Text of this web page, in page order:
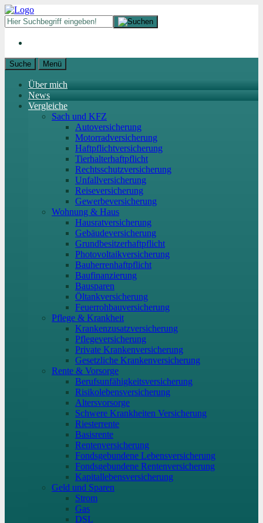
Suche Menü
Über mich
News
Vergleiche
Sach und KFZ
Autoversicherung
Motorradversicherung
Haftpflichtversicherung
Tierhalterhaftpflicht
Rechtsschutzversicherung
Unfallversicherung
Reiseversicherung
Gewerbeversicherung
Wohnung & Haus
Hausratversicherung
Gebäudeversicherung
Grundbesitzerhaftpflicht
Photovoltaikversicherung
Bauherrenhaftpflicht
Baufinanzierung
Bausparen
Öltankversicherung
Feuerrohbauversicherung
Pflege & Krankheit
Krankenzusatzversicherung
Pflegeversicherung
Private Krankenversicherung
Gesetzliche Krankenversicherung
Rente & Vorsorge
Berufs­unfähigkeitsversicherung
Risikolebensversicherung
Altersvorsorge
Schwere Krankheiten Versicherung
Riesterrente
Basisrente
Rentenversicherung
Fondsgebundene Lebensversicherung
Fondsgebundene Rentenversicherung
Kapitallebensversicherung
Geld und Sparen
Strom
Gas
DSL